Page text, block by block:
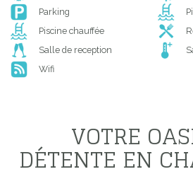
Parking
Piscine chauffée
Salle de reception
Wifi
VOTRE
DÉTENTE EN